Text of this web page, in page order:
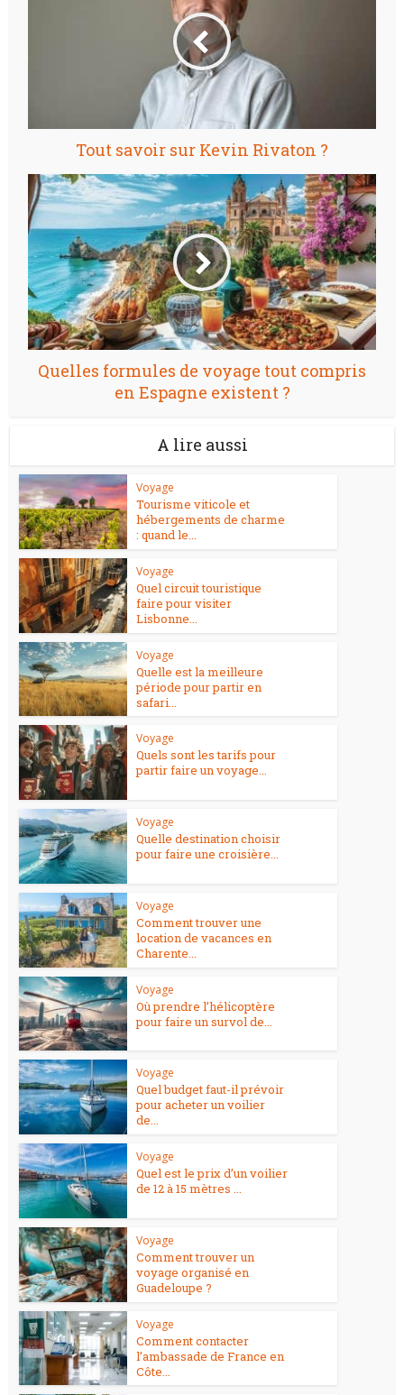
Tout savoir sur Kevin Rivaton ?
Quelles formules de voyage tout compris
en Espagne existent ?
A lire aussi
Voyage
Tourisme viticole et
hébergements de charme
: quand le...
Voyage
Quel circuit touristique
faire pour visiter
Lisbonne...
Voyage
Quelle est la meilleure
période pour partir en
safari...
Voyage
Quels sont les tarifs pour
partir faire un voyage...
Voyage
Quelle destination choisir
pour faire une croisière...
Voyage
Comment trouver une
location de vacances en
Charente...
Voyage
Où prendre l’hélicoptère
pour faire un survol de...
Voyage
Quel budget faut-il prévoir
pour acheter un voilier
de...
Voyage
Quel est le prix d’un voilier
de 12 à 15 mètres ...
Voyage
Comment trouver un
voyage organisé en
Guadeloupe ?
Voyage
Comment contacter
l’ambassade de France en
Côte...